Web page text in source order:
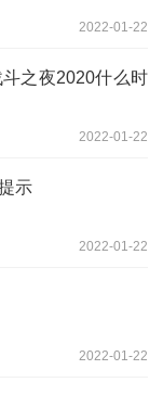
2022-01-22
之夜2020什么时
2022-01-22
示
2022-01-22
2022-01-22